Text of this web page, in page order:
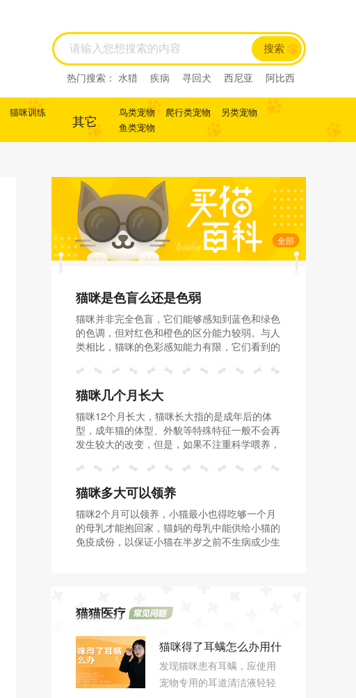
搜索
热门搜索： 水猎 疾病 寻回犬 西尼亚
阿比西
猫咪训练
其它 鸟类宠物 爬行类宠物
另类宠物
鱼类宠物
全部
猫咪是色盲么还是色弱
猫咪并非完全色盲，它们能够感知到蓝色和绿色
的色调，但对红色和橙色的区分能力较弱。与人
类相比，猫咪的色彩感知能力有限，它们看到的
猫咪几个月长大
猫咪12个月长大，猫咪长大指的是成年后的体
型，成年猫的体型、外貌等特殊特征一般不会再
发生较大的改变，但是，如果不注重科学喂养，
猫咪出现肥胖的情况。
猫咪多大可以领养
猫咪2个月可以领养，小猫最小也得吃够一个月
的母乳才能抱回家，猫妈的母乳中能供给小猫的
免疫成份，以保证小猫在半岁之前不生病或少生
猫猫医疗
猫咪得了耳螨怎么办用什
么药
发现猫咪患有耳螨，应使用
宠物专用的耳道清洁液轻轻